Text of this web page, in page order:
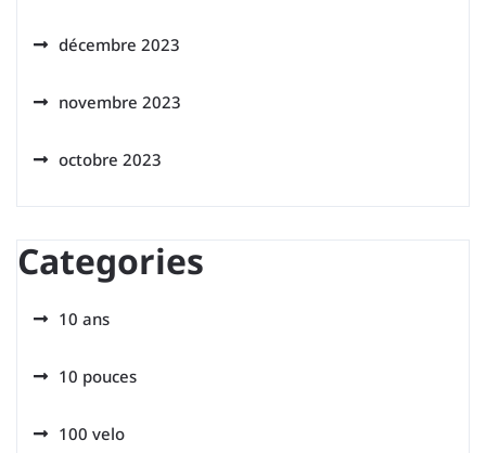
décembre 2023
novembre 2023
octobre 2023
Categories
10 ans
10 pouces
100 velo